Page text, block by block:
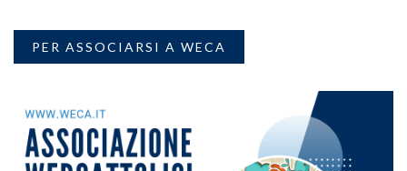
PER ASSOCIARSI A WECA